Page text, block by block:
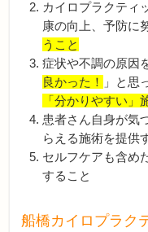
カイロプラクティ
康の向上、予防に
うこと
症状や不調の原因
良かった！
」と思
「分かりやすい」
患者さん自身が気
らえる施術を提供
セルフケアも含め
すること
船橋カイロプラク